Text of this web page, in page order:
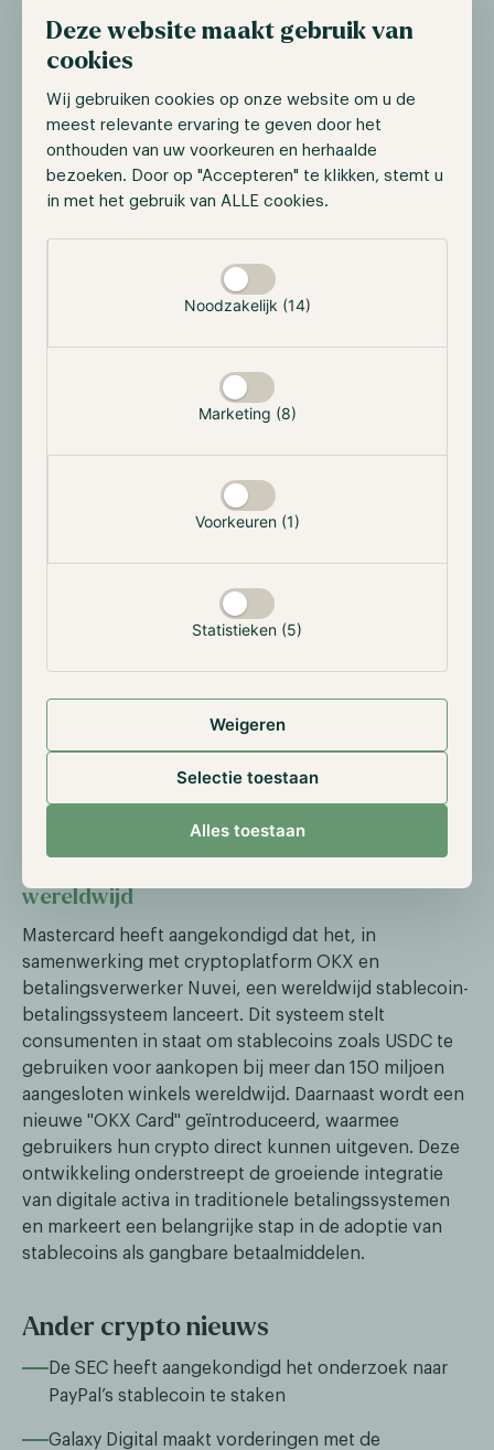
Deze website maakt gebruik van
cookies
Wij gebruiken cookies op onze website om u de
meest relevante ervaring te geven door het
onthouden van uw voorkeuren en herhaalde
bezoeken. Door op "Accepteren" te klikken, stemt u
in met het gebruik van ALLE cookies.
Noodzakelijk (14)
Marketing (8)
Voorkeuren (1)
Statistieken (5)
Weigeren
Selectie toestaan
Alles toestaan
waaronder Nederland en België, nu direct via de
Bunq-app kunnen handelen in meer dan 300
cryptovaluta, zoals Bitcoin, Ethereum en Solana. Deze
dienst wordt mogelijk gemaakt door een
samenwerking met het Amerikaanse crypto-
handelsplatform Kraken. Met deze stap wordt Bunq
de eerste grote Nederlandse bank die cryptohandel
integreert in haar dienstenaanbod, wat een
digitale activa in de traditionele bankensector. Bunq
heeft plannen om deze dienst verder uit te breiden
naar andere markten, waaronder het Verenigd
SEC stelt beslissing over crypto-ETF's
De Amerikaanse Securities and Exchange Commission
(SEC) heeft de beslissingen over meerdere aanvragen
voor nieuwe crypto-ETF's, waaronder die voor XRP en
vertragingen waren verwacht, aangezien veel ETF-
aanvragen pas in oktober of later definitieve
deadlines hebben. Analisten, zoals James Seyffart van
De vertragingen worden deels toegeschreven aan de
recente benoeming van Paul Atkins als nieuwe SEC-
voorzitter, wat kan leiden tot een herziening van het
beleid ten aanzien van crypto-activa.
wereldwijd
Mastercard heeft aangekondigd dat het, in
samenwerking met cryptoplatform OKX en
betalingsverwerker Nuvei, een wereldwijd stablecoin-
betalingssysteem lanceert. Dit systeem stelt
consumenten in staat om stablecoins zoals USDC te
gebruiken voor aankopen bij meer dan 150 miljoen
aangesloten winkels wereldwijd. Daarnaast wordt een
nieuwe "OKX Card" geïntroduceerd, waarmee
gebruikers hun crypto direct kunnen uitgeven. Deze
ontwikkeling onderstreept de groeiende integratie
van digitale activa in traditionele betalingssystemen
en markeert een belangrijke stap in de adoptie van
stablecoins als gangbare betaalmiddelen.
Ander crypto nieuws
De SEC heeft aangekondigd het onderzoek naar
PayPal’s stablecoin te staken
Galaxy Digital maakt vorderingen met de